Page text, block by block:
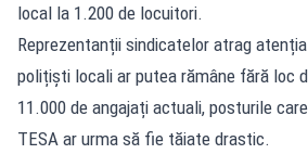
local la 1.200 de locuitori.
Reprezentanții sindicatelor atrag
polițiști locali ar putea rămâne fără loc
11.000 de angajați actuali, posturile
TESA ar urma să fie tăiate drastic.